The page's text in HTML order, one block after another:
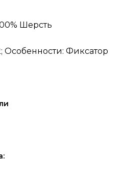
Шерсть
Фиксатор